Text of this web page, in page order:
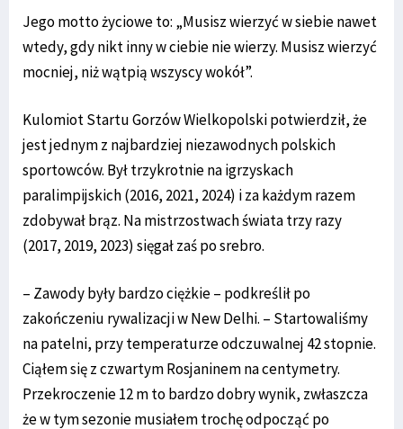
Jego motto życiowe to: „Musisz wierzyć w siebie nawet
wtedy, gdy nikt inny w ciebie nie wierzy. Musisz wierzyć
mocniej, niż wątpią wszyscy wokół”.
Kulomiot Startu Gorzów Wielkopolski potwierdził, że
jest jednym z najbardziej niezawodnych polskich
sportowców. Był trzykrotnie na igrzyskach
paralimpijskich (2016, 2021, 2024) i za każdym razem
zdobywał brąz. Na mistrzostwach świata trzy razy
(2017, 2019, 2023) sięgał zaś po srebro.
– Zawody były bardzo ciężkie – podkreślił po
zakończeniu rywalizacji w New Delhi. – Startowaliśmy
na patelni, przy temperaturze odczuwalnej 42 stopnie.
Ciąłem się z czwartym Rosjaninem na centymetry.
Przekroczenie 12 m to bardzo dobry wynik, zwłaszcza
że w tym sezonie musiałem trochę odpocząć po